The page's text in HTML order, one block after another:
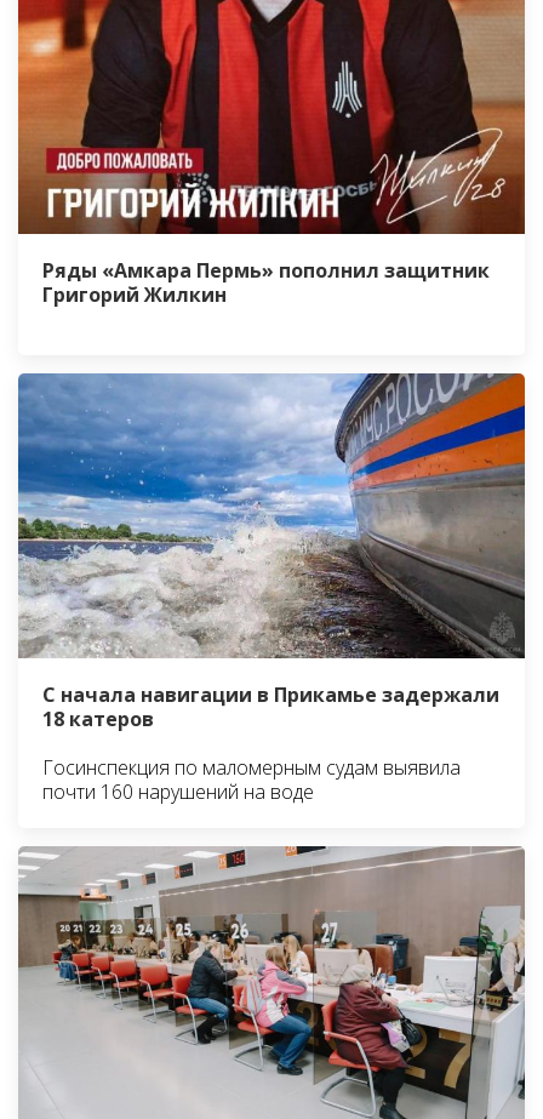
Ряды «Амкара Пермь» пополнил защитник
Григорий Жилкин
С начала навигации в Прикамье задержали
18 катеров
Госинспекция по маломерным судам выявила
почти 160 нарушений на воде